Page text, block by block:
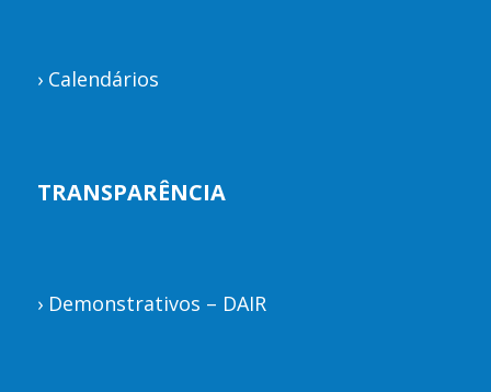
› Calendários
TRANSPARÊNCIA
› Demonstrativos – DAIR